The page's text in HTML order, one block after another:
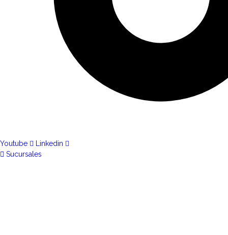
Youtube
Linkedin
Sucursales